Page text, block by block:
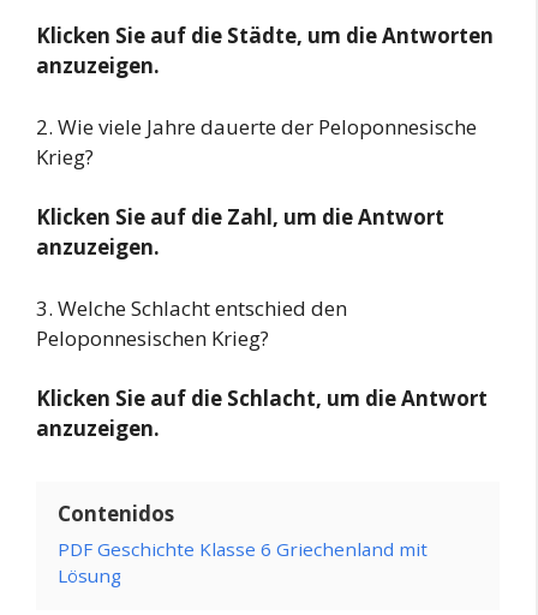
Klicken Sie auf die Städte, um die Antworten
anzuzeigen.
2. Wie viele Jahre dauerte der Peloponnesische
Krieg?
Klicken Sie auf die Zahl, um die Antwort
anzuzeigen.
3. Welche Schlacht entschied den
Peloponnesischen Krieg?
Klicken Sie auf die Schlacht, um die Antwort
anzuzeigen.
Contenidos
PDF Geschichte Klasse 6 Griechenland mit
Lösung